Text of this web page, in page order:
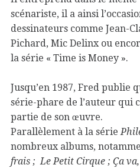
scénariste, il a ainsi
dessinateurs comme Jean-
Pichard, Mic Delinx ou
la série « Time is Money ».
Jusqu’en 1987, Fred publie
série-phare de l’auteur qui
partie de son œuvre.
Parallèlement à la série
nombreux albums,
frais ; Le Petit Cirque ; Ça